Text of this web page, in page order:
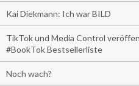
Kai Diekmann: Ich war BILD
TikTok und Media Control
#BookTok Bestsellerliste
Noch wach?